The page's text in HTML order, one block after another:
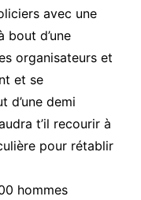
avec une
d’une
organisateurs et
et se
d’une demi
t’il recourir à
pour rétablir
hommes